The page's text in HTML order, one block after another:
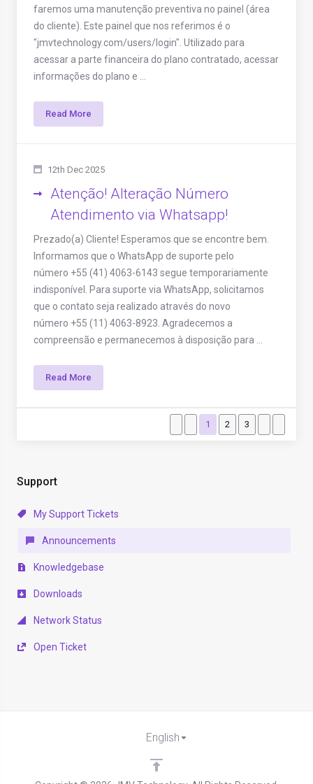
Support
My Support Tickets
Announcements
Knowledgebase
Downloads
Network Status
Open Ticket
faremos uma manutenção preventiva no painel (área
do cliente). Este painel que nos referimos é o
"jmvtechnology.com/users/login". Utilizado para
acessar a parte financeira do plano contratado, acessar
informações do plano e ...
Read More
12th Dec 2025
Atenção! Alteração Número
Atendimento via Whatsapp!
Prezado(a) Cliente! Esperamos que se encontre bem.
Informamos que o WhatsApp de suporte pelo
número +55 (41) 4063-6143 segue temporariamente
indisponível. Para suporte via WhatsApp, solicitamos
que o contato seja realizado através do novo
número +55 (11) 4063-8923. Agradecemos a
compreensão e permanecemos à disposição para ...
Read More
1 2 3
English